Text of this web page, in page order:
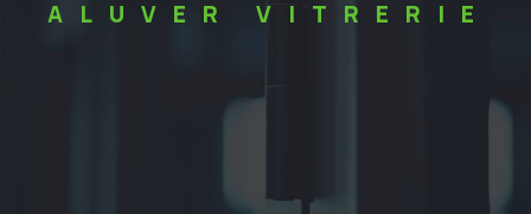
ALUVER VITRERIE